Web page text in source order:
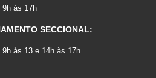
às 17h
SECCIONAL:
às 13 e 14h às 17h